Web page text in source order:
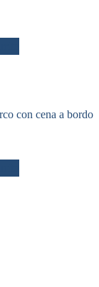
con cena a bordo